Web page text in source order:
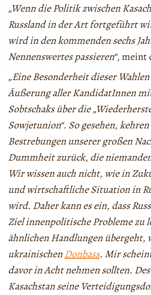
„Wenn die Politik zwischen
Russland in der Art fortgeführt
wird in den kommenden sechs
Nennenswertes passieren“, meint
„Eine Besonderheit dieser
Äußerung aller KandidatInnen
Sobtschaks über die
Sowjetunion“. So gesehen,
Bestrebungen unserer großen
Dummheit zurück, die
Wir wissen auch nicht, wie in
und wirtschaftliche Situation in
wird. Daher kann es ein, dass
Ziel innenpolitische Probleme zu
ähnlichen Handlungen übergeht,
ukrainischenDonbass. Mir
davor in Acht nehmen sollten.
Kasachstan seine